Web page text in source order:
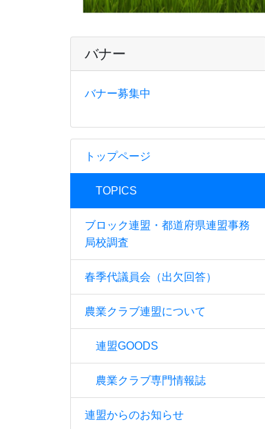
バナー
バナー募集中
トップページ
TOPICS
ブロック連盟・都道府県連盟事務
局校調査
春季代議員会（出欠回答）
農業クラブ連盟について
連盟GOODS
農業クラブ専門情報誌
連盟からのお知らせ